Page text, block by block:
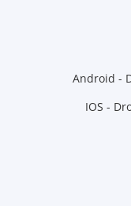
Android -
IOS -